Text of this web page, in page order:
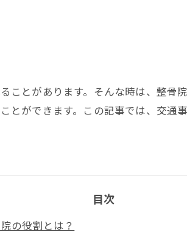
ことがあります。そんな時は、整骨
とができます。この記事では、交通
目次
の役割とは？